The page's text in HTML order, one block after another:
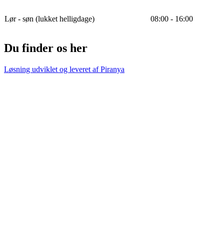
Lør - søn (lukket helligdage) 08:00 - 16:00
Du finder os her
Løsning udviklet og leveret afPiranya